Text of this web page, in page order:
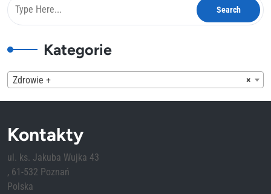
Kategorie
×
Zdrowie +
Kontakty
ul. ks. Jakuba Wujka 43
, 61-532 Poznań
Polska